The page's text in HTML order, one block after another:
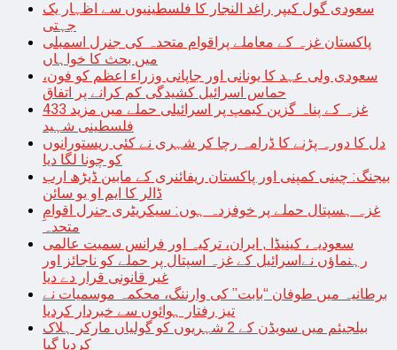
سعودی گول کیپر راغد النجار کا فلسطینیوں سے اظہار یک
جہتی
پاکستان غزہ کے معاملے پراقوام متحدہ کی جنرل اسمبلی
میں بحث کا خواہاں
سعودی ولی عہد کا یونانی اور جاپانی وزراء اعظم کو فون،
حماس اسرائیل کشیدگی کم کرانے پر اتفاق
غزہ کے پناہ گزین کیمپ پر اسرائیلی حملے میں مزید 433
فلسطینی شہید
دل کا دورہ پڑنے کا ڈرامہ رچا کر شہری نے کئی ریستورانوں
کو چونا لگا دیا
بیجنگ: چینی کمپنی اور پاکستان ریفائنری کے مابین ڈیڑھ ارب
ڈالر کا ایم او یو سائن
غزہ ہسپتال حملے پر خوفزدہ ہوں: سیکریٹری جنرل اقوامِ
متحدہ
سعودیہ، کینیڈا , ایران، ترکیہ اور فرانس سمیت عالمی
رہنماؤں نےاسرائیل کے غزہ اسپتال پر حملے کو ناجائز اور
غیر قانونی قرار دے دیا
برطانیہ میں طوفان “بابت” کی وارننگ، محکمہ موسمیات نے
تیز رفتار ہوائوں سے خبردار کردیا
بیلجیئم میں سویڈن کے 2 شہریوں کو گولیاں مارکر ہلاک
کردیا گیا